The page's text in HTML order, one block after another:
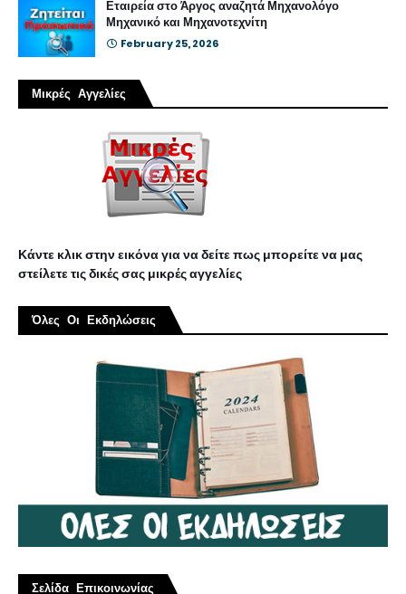
Εταιρεία στο Άργος αναζητά Μηχανολόγο
Μηχανικό και Μηχανοτεχνίτη
February 25, 2026
Μικρές Αγγελίες
Κάντε κλικ στην εικόνα για να δείτε πως μπορείτε να μας
στείλετε τις δικές σας μικρές αγγελίες
Όλες Οι Εκδηλώσεις
Σελίδα Επικοινωνίας